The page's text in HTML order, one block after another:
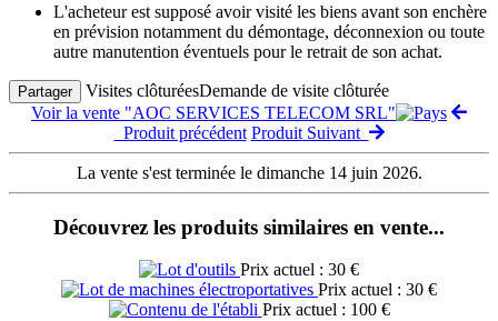
L'acheteur est supposé avoir visité les biens avant son enchère
en prévision notamment du démontage, déconnexion ou toute
autre manutention éventuels pour le retrait de son achat.
Partager Visites clôturéesDemande de visite clôturée
Voir la vente "AOC SERVICES TELECOM SRL"
Produit précédent Produit Suivant
La vente s'est terminée le dimanche 14 juin 2026.
Découvrez les produits similaires en vente...
Prix actuel : 30 €
Prix actuel : 30 €
Prix actuel : 100 €